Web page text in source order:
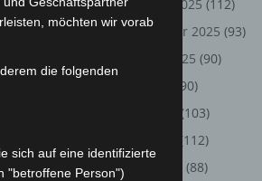
starten
Oktober 2025 (112)
September 2025 (93)
August 2025 (90)
(90)
(103)
(112)
April 2025
(88)
möchten wir vorab
die folgenden
sich auf eine identifizierte
"betroffene Person")